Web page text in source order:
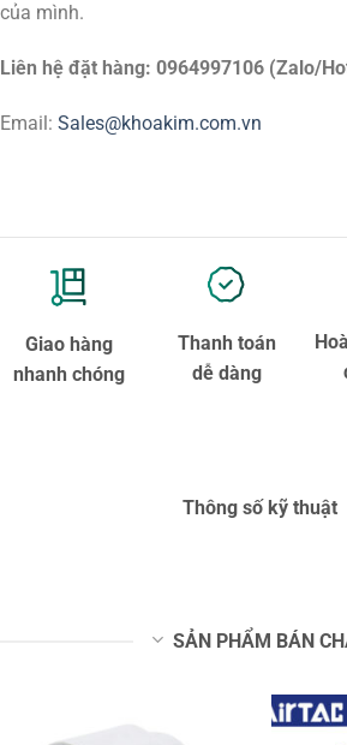
của mình.
Liên hệ đặt hàng: 0964997106 (Zalo/
Email: Sales@khoakim.com.vn
Giao hàng
nhanh chóng
Thanh toán
dễ dàng
Thông số kỹ thuật
SẢN PHẨM BÁN